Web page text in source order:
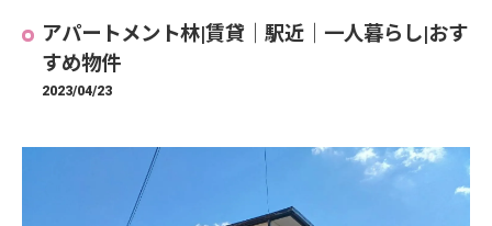
アパートメント林|賃貸｜駅近｜一人暮らし|おす
すめ物件
2023/04/23